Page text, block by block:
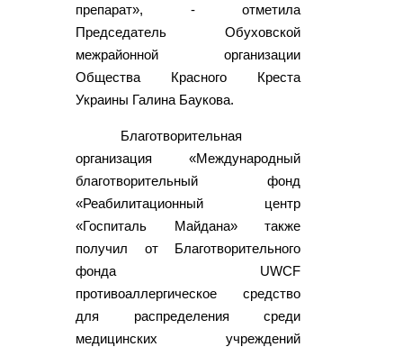
препарат», - отметила
Председатель Обуховской
межрайонной организации
Общества Красного Креста
Украины Галина Баукова.
Благотворительная
организация «Международный
благотворительный фонд
«Реабилитационный центр
«Госпиталь Майдана» также
получил от Благотворительного
фонда UWCF
противоаллергическое средство
для распределения среди
медицинских учреждений